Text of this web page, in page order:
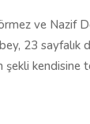
ve
23 sayfalık